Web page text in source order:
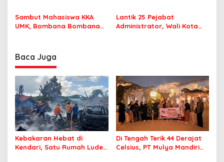
Perlu Lagi ke Kendari
Sekolah dengan Aman
Sambut Mahasiswa KKA
UMK, Bombana Bombana
Lantik 25 Pejabat
Administrator, Wali Kota
Baca Juga
Kebakaran Hebat di
Kendari, Satu Rumah Ludes
Di Tengah Terik 44 Derajat
Celsius, PT Mulya Mandiri